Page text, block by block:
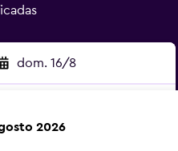
dom. 16/8
2026